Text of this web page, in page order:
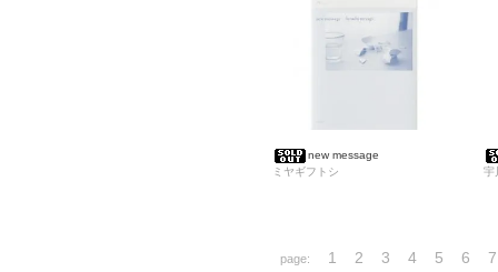
new message
ミヤギフトシ
宇
page: 1 2 3 4 5 6 7